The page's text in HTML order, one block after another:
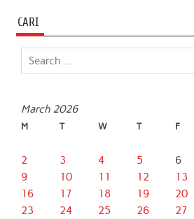
CARI
March 2026
M T W T F
2
3 4 5 6
9
10 11 12 13
16
17 18 19 20
23
24 25 26 27